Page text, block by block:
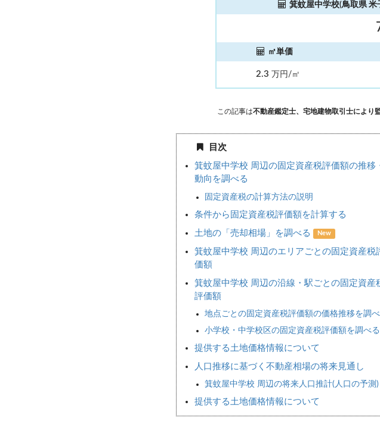
箕蚊屋中学校(鳥取県
㎡単価
2.3 万円/㎡
この記事は不動産鑑定士、宅地建物取引士により
目次
箕蚊屋中学校 周辺の固定資産税評価額の推移
動向を調べる
固定資産税の計算方法の説明
条件から固定資産税評価額を計算する
土地の「売却相場」を調べる New
箕蚊屋中学校 周辺のエリアごとの固定資産税
価額
箕蚊屋中学校 周辺の沿線・駅ごとの固定資産
評価額
地点ごとの固定資産税評価額の価格推移を調
小学校・中学校区の固定資産税評価額を調べる
提供する土地価格情報について
人口推移に基づく不動産相場の将来見通し
箕蚊屋中学校 周辺の将来人口推計(人口の予測)
提供する土地価格情報について